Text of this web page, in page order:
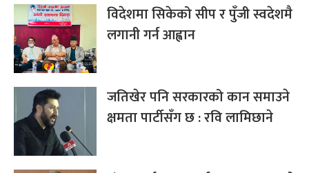
विदेशमा सिकेको सीप र पुँजी स्वदेशमै
लगानी गर्न आह्वान
जतिखेर पनि सरकारको कान समाउने
क्षमता पार्टीसँग छ : रवि लामिछाने